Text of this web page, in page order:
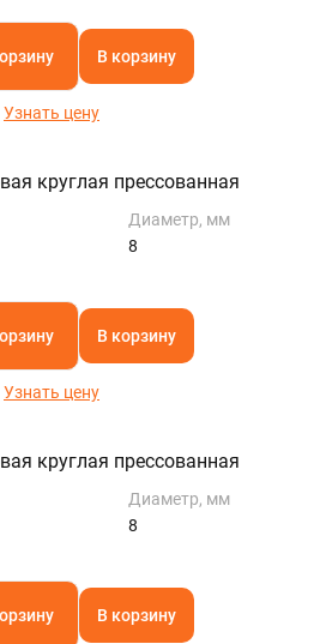
В корзину
Узнать цену
круглая прессованная
Диаметр, мм
8
В корзину
Узнать цену
круглая прессованная
Диаметр, мм
8
В корзину